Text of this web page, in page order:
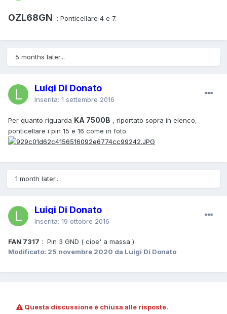
OZL68GN : Ponticellare 4 e 7.
5 months later...
Luigi Di Donato
Inserita: 1 settembre 2016
Per quanto riguarda KA 7500B , riportato sopra in elenco,
ponticellare i pin 15 e 16 come in foto.
1 month later...
Luigi Di Donato
Inserita: 19 ottobre 2016
FAN 7317 : Pin 3 GND ( cioe' a massa ).
Modificato: 25 novembre 2020 da Luigi Di Donato
Questa discussione è chiusa alle risposte.